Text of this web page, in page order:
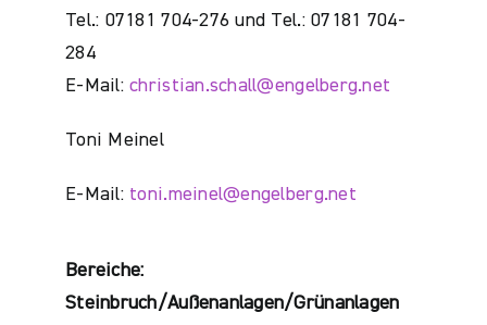
Tel.: 07181 704-276 und Tel.: 07181 704-
284
E-Mail:christian.schall@engelberg.net
Toni Meinel
E-Mail: toni.meinel@engelberg.net
Bereiche:
Steinbruch/Außenanlagen/Grünanlagen